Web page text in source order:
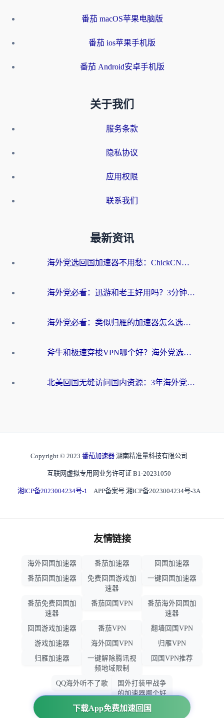
番茄 macOS苹果电脑版
番茄 ios苹果手机版
番茄 Android安卓手机版
关于我们
服务条款
隐私协议
应用权限
联系我们
最新资讯
海外党选回国加速器不用愁：ChickCN和洞见哪个好？一篇搞定所有疑问
海外党必看：迅游和老王好用吗？3分钟选对加速国内网络的加速器
海外党必看：类似归雁的加速器怎么选？一篇搞定无缝访问国内资源
斧牛和极速穿梭VPN哪个好？海外党选回国加速器必看的真实对比与避坑指南
北美回国无缝访问国内资源：3年海外党亲测的加速器选择指南
下载App免费加速回国
Copyright © 2023 番茄加速器 湖南精准量科技有限公司
互联网虚拟专用网业务许可证 B1-20231050
湘ICP备2023004234号-1 APP备案号 湘ICP备2023004234号-3A
友情链接
海外回国加速器 番茄加速器
回国加速器
番茄回国加速器
免费回国游戏加
速器
一键回国加速器
番茄免费回国加
速器
番茄回国VPN
番茄海外回国加
速器
回国游戏加速器
番茄VPN
翻墙回国VPN
游戏加速器
海外回国VPN
归雁VPN
归雁加速器
一键解除腾讯视
频地域限制
回国VPN推荐
QQ海外听不了歌
国外打装甲战争
的加速器哪个好
用